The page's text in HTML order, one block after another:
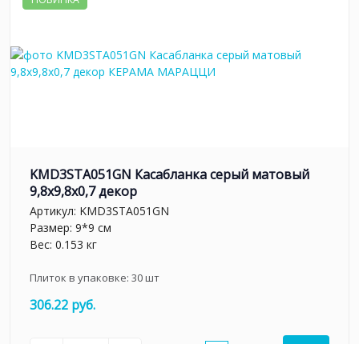
KMD3STA051GN Касабланка серый матовый
9,8x9,8x0,7 декор
Артикул: KMD3STA051GN
Размер: 9*9 см
Вес: 0.153 кг
Плиток в упаковке: 30шт
306.22 руб.